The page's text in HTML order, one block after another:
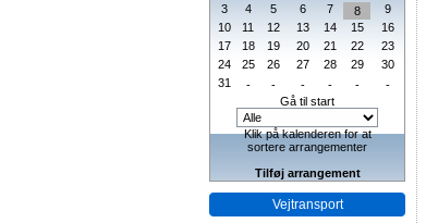
3
4 5 6 7 8
9
10
11 12 13 14 15
16
17
18 19 20 21 22
23
24
25 26 27 28 29
30
31
- - - - -
-
Gå til start
Klik på kalenderen for at
sortere arrangementer
Tilføj arrangement
Vejtransport